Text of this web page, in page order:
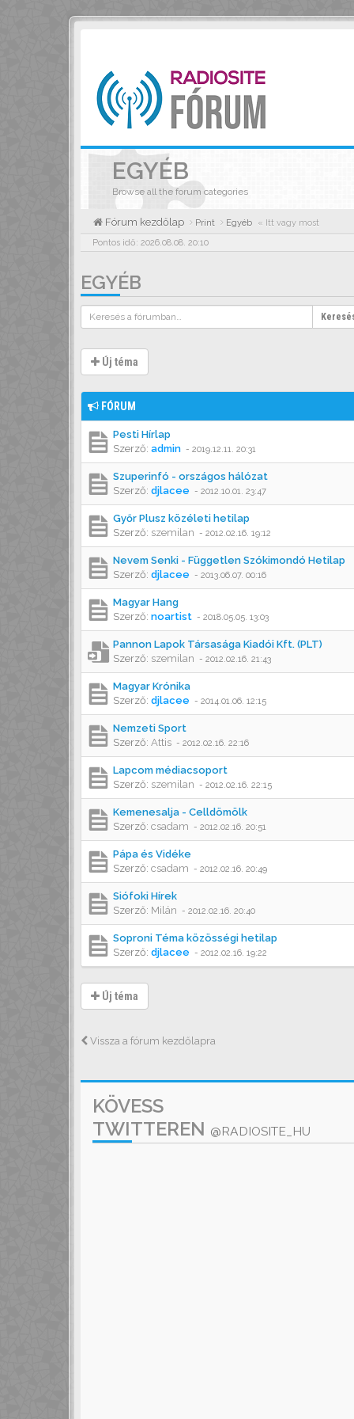
EGYÉB
Browse all the forum categories
Fórum kezdőlap Print Egyéb « Itt vagy most
Pontos idő: 2026.08.08. 20:10
EGYÉB
Új téma
FÓRUM
Pesti Hírlap
Szerző: admin - 2019.12.11. 20:31
Szuperinfó - országos hálózat
Szerző: djlacee - 2012.10.01. 23:47
Győr Plusz közéleti hetilap
Szerző: szemilan - 2012.02.16. 19:12
Nevem Senki - Független Szókimondó Hetilap
Szerző: djlacee - 2013.06.07. 00:16
Magyar Hang
Szerző: noartist - 2018.05.05. 13:03
Pannon Lapok Társasága Kiadói Kft. (PLT)
Szerző: szemilan - 2012.02.16. 21:43
Magyar Krónika
Szerző: djlacee - 2014.01.06. 12:15
Nemzeti Sport
Szerző: Attis - 2012.02.16. 22:16
Lapcom médiacsoport
Szerző: szemilan - 2012.02.16. 22:15
Kemenesalja - Celldömölk
Szerző: csadam - 2012.02.16. 20:51
Pápa és Vidéke
Szerző: csadam - 2012.02.16. 20:49
Siófoki Hírek
Szerző: Milán - 2012.02.16. 20:40
Soproni Téma közösségi hetilap
Szerző: djlacee - 2012.02.16. 19:22
Új téma
Vissza a fórum kezdőlapra
KÖVESS
TWITTEREN @RADIOSITE_HU